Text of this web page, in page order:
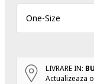
One-Size
LIVRARE IN:
Actualizeaza